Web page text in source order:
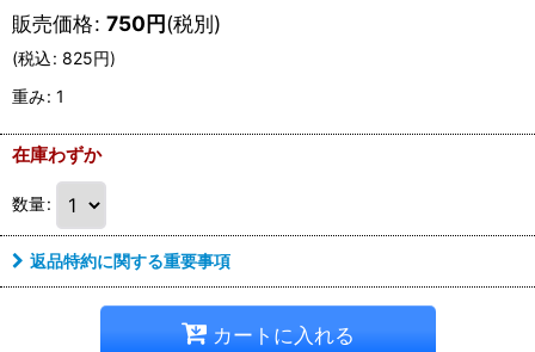
販売価格: 750円(税別)
(税込: 825円)
重み: 1
在庫わずか
数量:
返品特約に関する重要事項
カートに入れる